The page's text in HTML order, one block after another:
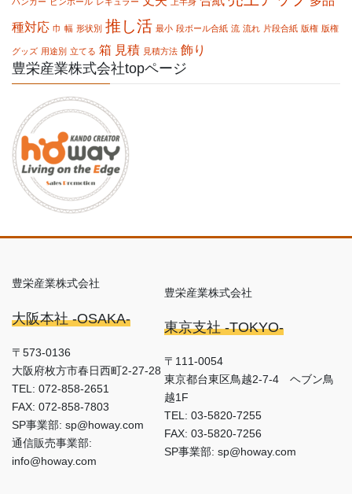
ハンガー ピンホール レギュラー 上半身
種対応 巾 幅 形状別 推し活 最小 段ボール合紙 流 流れ 片段合紙 版権 版権
グッズ 用途別 立てる 箱 見積 見積方法 飾り
豊栄産業株式会社topページ
豊栄産業株式会社
大阪本社 -OSAKA-
〒573-0136
大阪府枚方市春日西町2-27-28
TEL: 072-858-2651
FAX: 072-858-7803
SP事業部: sp@howay.com
通信販売事業部:
info@howay.com
豊栄産業株式会社
東京支社 -TOKYO-
〒111-0054
東京都台東区鳥越2-7-4 ヘブン鳥
越1F
TEL: 03-5820-7255
FAX: 03-5820-7256
SP事業部: sp@howay.com